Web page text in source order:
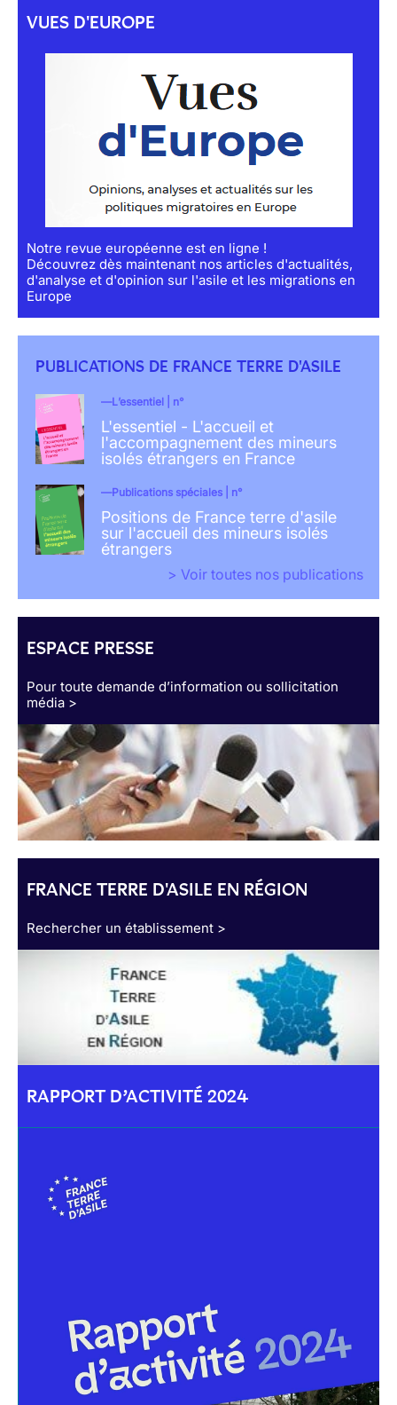
VUES D'EUROPE
Notre revue européenne est en ligne !
Découvrez dès maintenant nos articles d'actualités,
d'analyse et d'opinion sur l'asile et les migrations en
Europe
PUBLICATIONS DE FRANCE TERRE D'ASILE
L’essentiel | n°
L'essentiel - L'accueil et
l'accompagnement des mineurs
isolés étrangers en France
Publications spéciales | n°
Positions de France terre d'asile
sur l'accueil des mineurs isolés
étrangers
> Voir toutes nos publications
ESPACE PRESSE
Pour toute demande d’information ou sollicitation
média >
FRANCE TERRE D'ASILE EN RÉGION
Rechercher un établissement >
RAPPORT D’ACTIVITÉ 2024